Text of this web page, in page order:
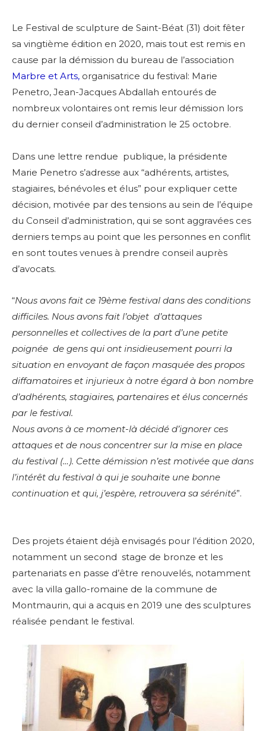
Le Festival de sculpture de Saint-Béat (31) doit fêter
sa vingtième édition en 2020, mais tout est remis en
cause par la démission du bureau de l’association
Marbre et Arts, organisatrice du festival: Marie
Penetro, Jean-Jacques Abdallah entourés de
nombreux volontaires ont remis leur démission lors
du dernier conseil d’administration le 25 octobre.
Dans une lettre rendue publique, la présidente
Marie Penetro s’adresse aux “adhérents, artistes,
stagiaires, bénévoles et élus” pour expliquer cette
décision, motivée par des tensions au sein de l’équipe
du Conseil d’administration, qui se sont aggravées ces
derniers temps au point que les personnes en conflit
en sont toutes venues à prendre conseil auprès
d’avocats.
“Nous avons fait ce 19ème festival dans des conditions
difficiles. Nous avons fait l’objet d’attaques
personnelles et collectives de la part d’une petite
poignée de gens qui ont insidieusement pourri la
situation en envoyant de façon masquée des propos
diffamatoires et injurieux à notre égard à bon nombre
d’adhérents, stagiaires, partenaires et élus concernés
par le festival.
Nous avons à ce moment-là décidé d’ignorer ces
attaques et de nous concentrer sur la mise en place
du festival (…). Cette démission n’est motivée que dans
l’intérêt du festival à qui je souhaite une bonne
continuation et qui, j’espère, retrouvera sa sérénité”.
Des projets étaient déjà envisagés pour l’édition 2020,
notamment un second stage de bronze et les
partenariats en passe d’être renouvelés, notamment
avec la villa gallo-romaine de la commune de
Montmaurin, qui a acquis en 2019 une des sculptures
réalisée pendant le festival.